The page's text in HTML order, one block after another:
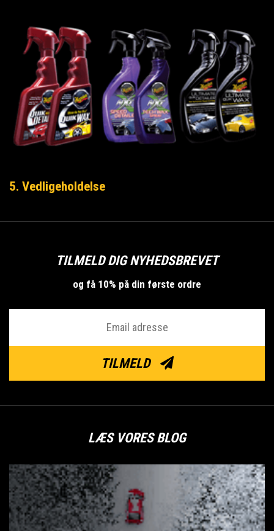
5. Vedligeholdelse
TILMELD DIG NYHEDSBREVET
og få 10% på din første ordre
TILMELD
LÆS VORES BLOG